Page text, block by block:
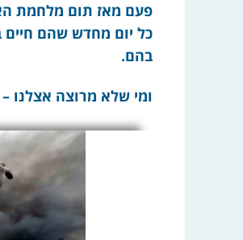
כל יום מחדש שהם חיים
בהם.
ומי שלא מרוצה אצלנו –